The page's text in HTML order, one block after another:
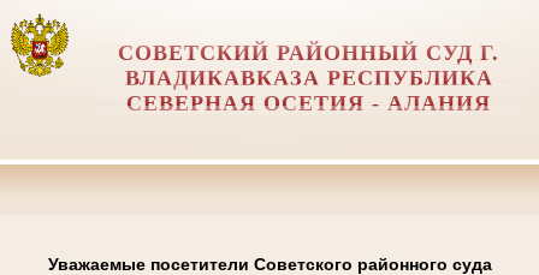
СОВЕТСКИЙ РАЙОННЫЙ СУД Г.
ВЛАДИКАВКАЗА РЕСПУБЛИКА
СЕВЕРНАЯ ОСЕТИЯ - АЛАНИЯ
Уважаемые посетители Советского районного суда